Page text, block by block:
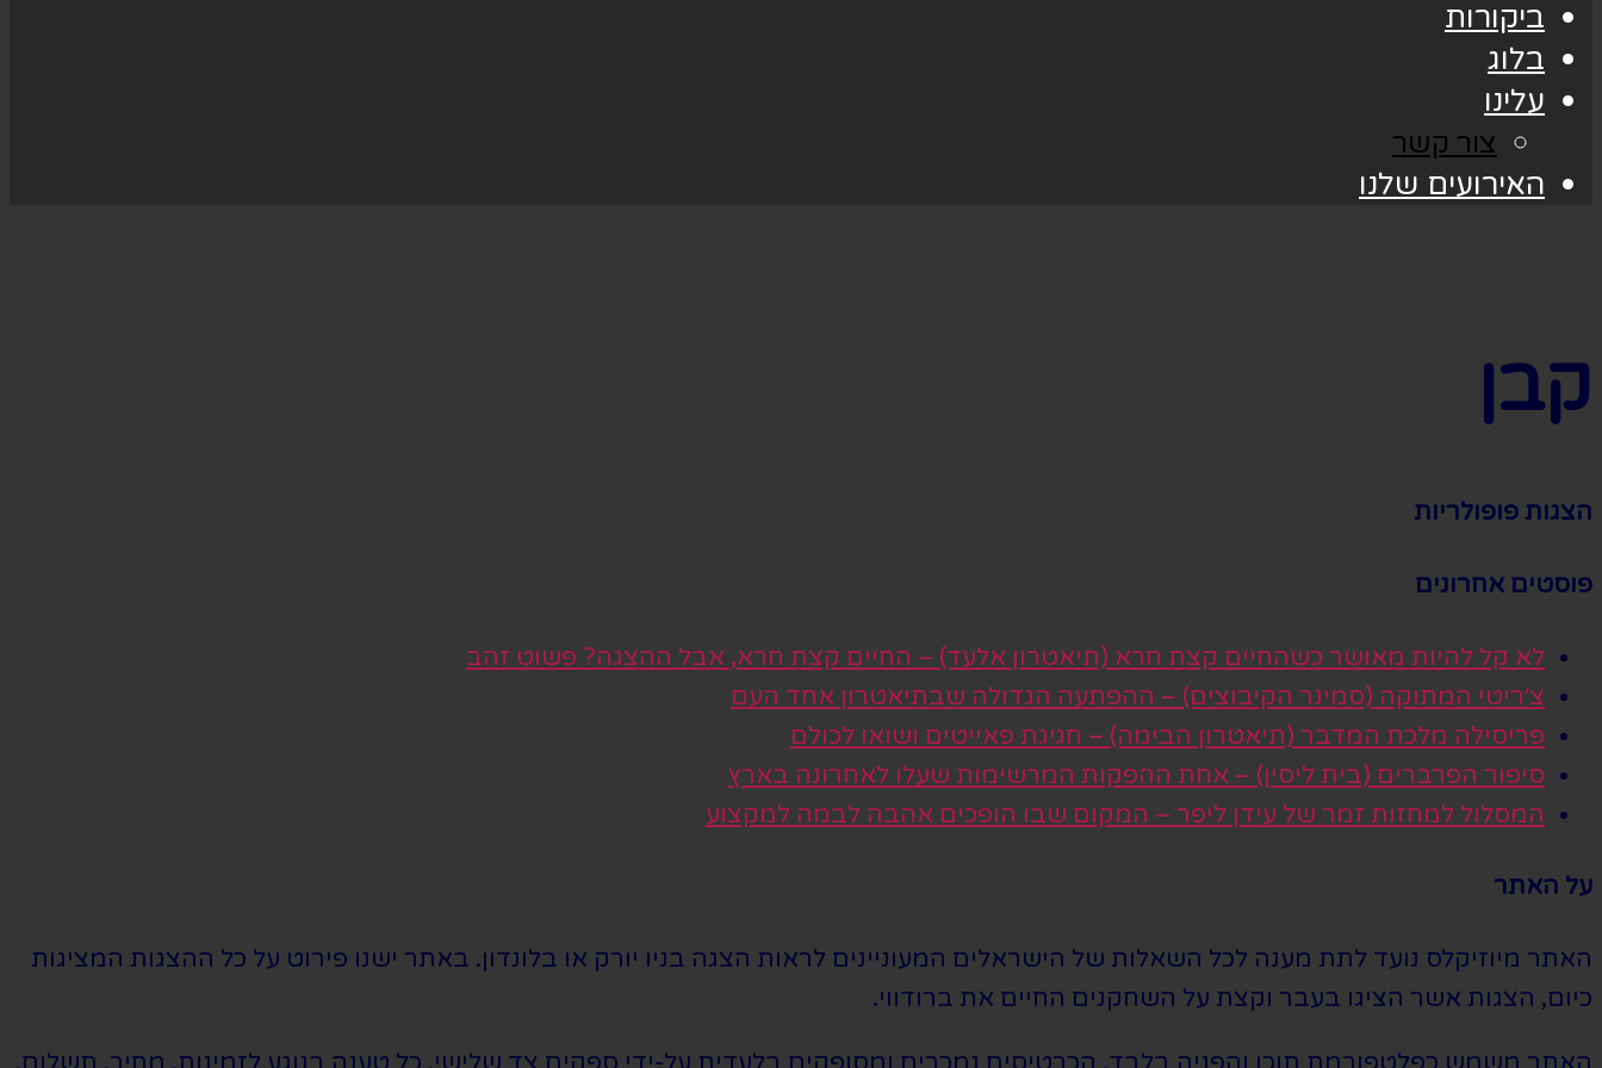
ביקורות
בלוג
עלינו
צור קשר
האירועים שלנו
קבן
הצגות פופולריות
פוסטים אחרונים
לא קל להיות מאושר כשהחיים קצת חרא (תיאטרון אלעד) – החיים קצת חרא, אבל ההצגה? פשוט זהב
צ׳ריטי המתוקה (סמינר הקיבוצים) – ההפתעה הגדולה שבתיאטרון אחד העם
פריסילה מלכת המדבר (תיאטרון הבימה) – חגיגת פאייטים ושואו לכולם
סיפור הפרברים (בית ליסין) – אחת ההפקות המרשימות שעלו לאחרונה בארץ
המסלול למחזות זמר של עידן ליפר – המקום שבו הופכים אהבה לבמה למקצוע
על האתר
האתר מיוזיקלס נועד לתת מענה לכל השאלות של הישראלים המעוניינים לראות הצגה בניו יורק או בלונדון. באתר ישנו פירוט על כל ההצגות המציגות
כיום, הצגות אשר הציגו בעבר וקצת על השחקנים החיים את ברודווי.